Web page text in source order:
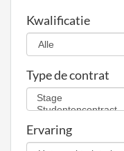
Kwalificatie
Type de contrat
Ervaring